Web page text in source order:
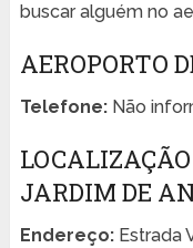
buscar alguém no
AEROPORTO
Telefone:Não
LOCALIZAÇÃO
JARDIM DE
Endereço:Estrada